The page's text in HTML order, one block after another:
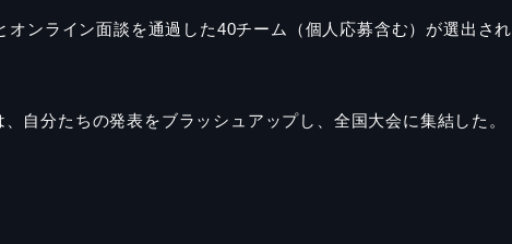
ンライン面談を通過した40チーム（個人応募含む）が選出され
自分たちの発表をブラッシュアップし、全国大会に集結した。